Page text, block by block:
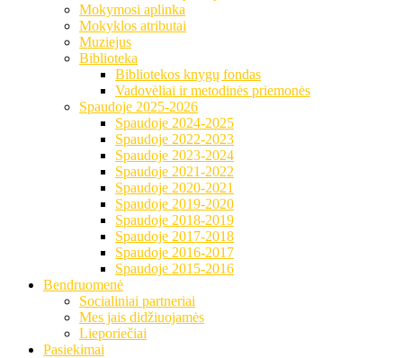
Mokymosi aplinka
Mokyklos atributai
Muziejus
Biblioteka
Bibliotekos knygų fondas
Vadovėliai ir metodinės priemonės
Spaudoje 2025-2026
Spaudoje 2024-2025
Spaudoje 2022-2023
Spaudoje 2023-2024
Spaudoje 2021-2022
Spaudoje 2020-2021
Spaudoje 2019-2020
Spaudoje 2018-2019
Spaudoje 2017-2018
Spaudoje 2016-2017
Spaudoje 2015-2016
Bendruomenė
Socialiniai partneriai
Mes jais didžiuojamės
Lieporiečiai
Pasiekimai